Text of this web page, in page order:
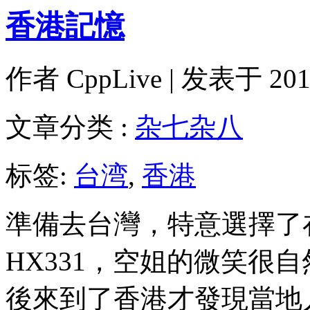
香港記憶
作者 CppLive | 发表于
文章分类 : 杂七杂八
标签: 台湾, 香港
準備去台灣，特意選擇
HX331，空姐的微笑很
後來到了香港才發現當